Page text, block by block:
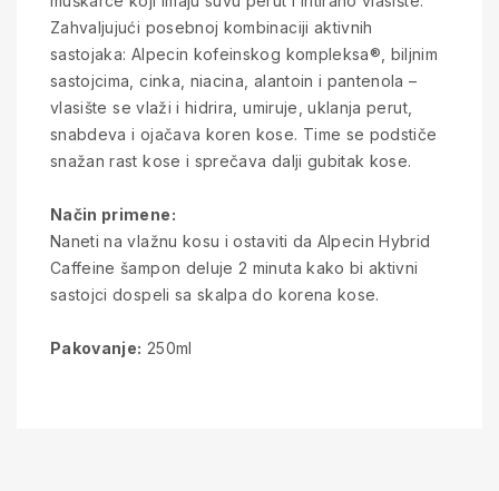
Zahvaljujući posebnoj kombinaciji aktivnih
sastojaka: Alpecin kofeinskog kompleksa®, biljnim
sastojcima, cinka, niacina, alantoin i pantenola –
vlasište se vlaži i hidrira, umiruje, uklanja perut,
snabdeva i ojačava koren kose. Time se podstiče
snažan rast kose i sprečava dalji gubitak kose.
Način primene:
Naneti na vlažnu kosu i ostaviti da Alpecin Hybrid
Caffeine šampon deluje 2 minuta kako bi aktivni
sastojci dospeli sa skalpa do korena kose.
Pakovanje: 250ml